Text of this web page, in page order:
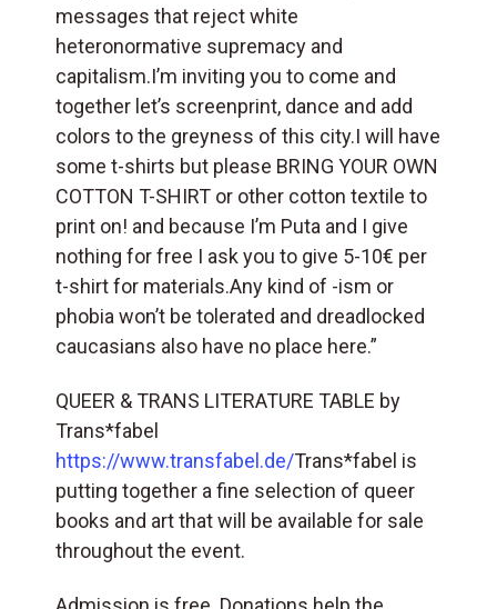
messages that reject white
heteronormative supremacy and
capitalism.I’m inviting you to come and
together let’s screenprint, dance and add
colors to the greyness of this city.I will have
some t-shirts but please BRING YOUR OWN
COTTON T-SHIRT or other cotton textile to
print on! and because I’m Puta and I give
nothing for free I ask you to give 5-10€ per
t-shirt for materials.Any kind of -ism or
phobia won’t be tolerated and dreadlocked
caucasians also have no place here.”
QUEER & TRANS LITERATURE TABLE by
Trans*fabel
https://www.transfabel.de/Trans*fabel is
putting together a fine selection of queer
books and art that will be available for sale
throughout the event.